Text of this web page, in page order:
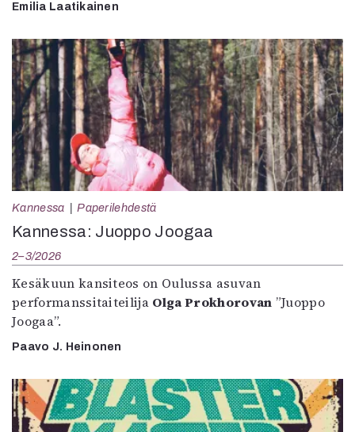
Emilia Laatikainen
Kannessa Paperilehdestä
Kannessa: Juoppo Joogaa
2–3/2026
Kesäkuun kansiteos on Oulussa asuvan
performanssitaiteilija Olga Prokhorovan ”Juoppo
Joogaa”.
Paavo J. Heinonen